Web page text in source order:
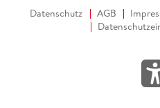
Datenschutz AGB